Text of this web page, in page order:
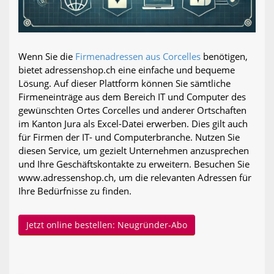
Wenn Sie die Firmenadressen aus Corcelles benötigen,
bietet adressenshop.ch eine einfache und bequeme
Lösung. Auf dieser Plattform können Sie sämtliche
Firmeneinträge aus dem Bereich IT und Computer des
gewünschten Ortes Corcelles und anderer Ortschaften
im Kanton Jura als Excel-Datei erwerben. Dies gilt auch
für Firmen der IT- und Computerbranche. Nutzen Sie
diesen Service, um gezielt Unternehmen anzusprechen
und Ihre Geschäftskontakte zu erweitern. Besuchen Sie
www.adressenshop.ch, um die relevanten Adressen für
Ihre Bedürfnisse zu finden.
Jetzt online bestellen: Neugründer-Abo